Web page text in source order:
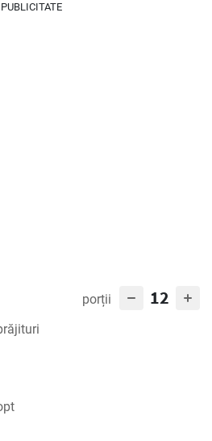
PUBLICITATE
porții 12